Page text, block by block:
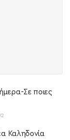
Σε ποιες
Καληδονία